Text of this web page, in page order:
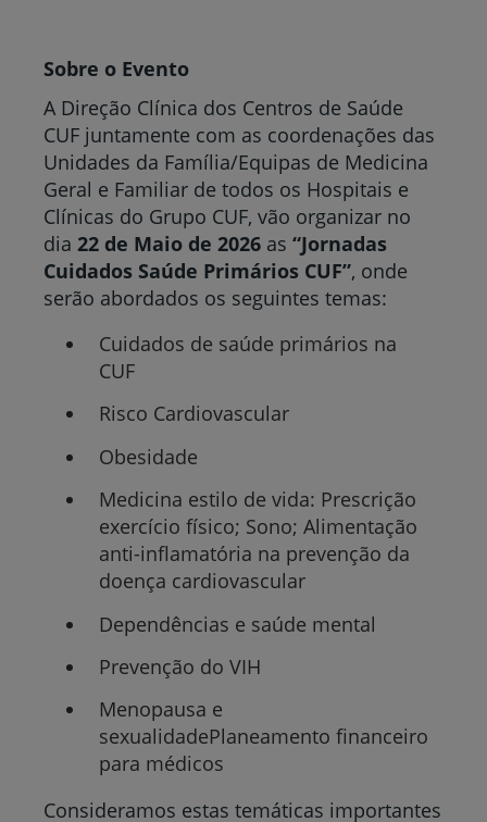
Sobre o Evento
A Direção Clínica dos Centros de Saúde
CUF juntamente com as coordenações das
Unidades da Família/Equipas de Medicina
Geral e Familiar de todos os Hospitais e
Clínicas do Grupo CUF, vão organizar no
dia 22 de Maio de 2026 as “Jornadas
Cuidados Saúde Primários CUF”, onde
serão abordados os seguintes temas:
Cuidados de saúde primários na
CUF
Risco Cardiovascular
Obesidade
Medicina estilo de vida: Prescrição
exercício físico; Sono; Alimentação
anti-inflamatória na prevenção da
doença cardiovascular
Dependências e saúde mental
Prevenção do VIH
Menopausa e
sexualidadePlaneamento financeiro
para médicos
Consideramos estas temáticas importantes